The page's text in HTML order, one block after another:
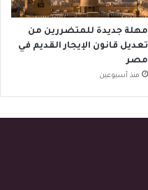
مهلة جديدة للمتضررين من
تعديل قانون الإيجار القديم في
مصر
منذ أسبوعين